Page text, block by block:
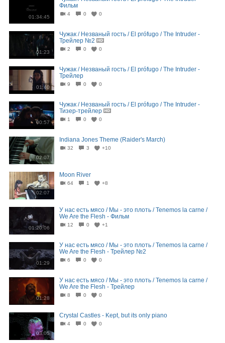
01:34:45
Фильм
4 0 0
01:23
Чужак / Незваный гость / El prófugo / The Intruder -
Трейлер №2
2 0 0
01:40
Чужак / Незваный гость / El prófugo / The Intruder -
Трейлер
9 0 0
00:57
Чужак / Незваный гость / El prófugo / The Intruder -
Тизер-трейлер
1 0 0
02:07
Indiana Jones Theme (Raider's March)
32 3 +10
02:07
Moon River
64 1 +8
01:20:06
У нас есть мясо / Мы - это плоть / Tenemos la carne /
We Are the Flesh - Фильм
12 0 +1
01:29
У нас есть мясо / Мы - это плоть / Tenemos la carne /
We Are the Flesh - Трейлер №2
6 0 0
01:28
У нас есть мясо / Мы - это плоть / Tenemos la carne /
We Are the Flesh - Трейлер
8 0 0
03:05
Crystal Castles - Kept, but its only piano
4 0 0